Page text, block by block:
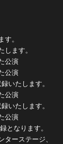
。
ます。
公演
公演
いたします。
公演
いたします。
公演
となります。
ーステージ、